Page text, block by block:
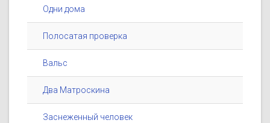
Одни дома
Полосатая проверка
Вальс
Два Матроскина
Заснеженный человек